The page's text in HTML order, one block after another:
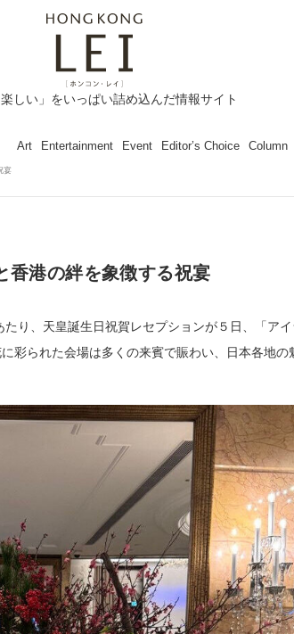
しい」をいっぱい詰め込んだ情報サイト
Art Entertainment Event Editor’s Choice Column
宴
香港の絆を象徴する祝宴
り、天皇誕生日祝賀レセプションが５日、「アイ
彩られた会場は多くの来賓で賑わい、日本各地の